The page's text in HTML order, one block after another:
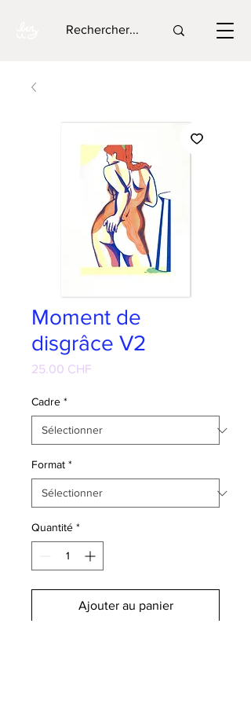
Moment de
disgrâce V2
25.00 CHF
Cadre *
Format *
Quantité *
Ajouter au panier